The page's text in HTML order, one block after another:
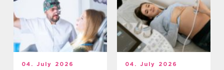
04. July 2026 04. July 2026